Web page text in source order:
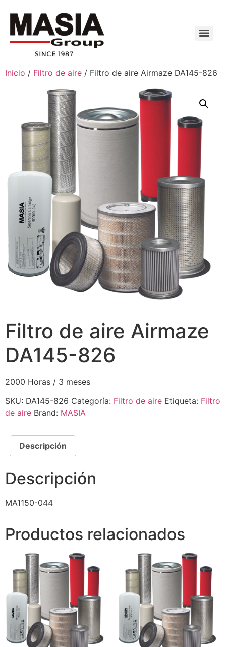
Inicio / Filtro de aire / Filtro de aire Airmaze DA145-826
Filtro de aire Airmaze
DA145-826
2000 Horas / 3 meses
SKU: DA145-826 Categoría: Filtro de aire Etiqueta: Filtro
de aire Brand: MASIA
Descripción
Descripción
MA1150-044
Productos relacionados